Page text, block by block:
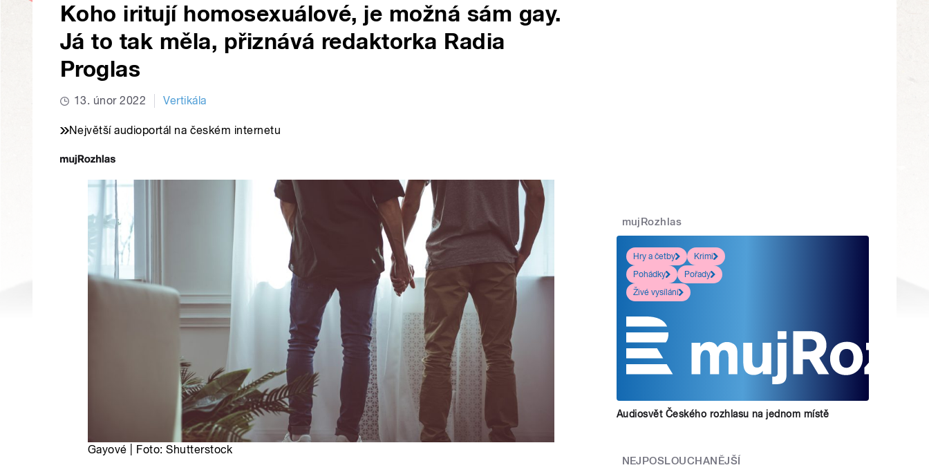
Koho iritují homosexuálové, je možná sám gay.
Já to tak měla, přiznává redaktorka Radia
Proglas
13. únor 2022 Vertikála
Největší audioportál na českém internetu
Gayové | Foto: Shutterstock
mujRozhlas
Hry a četby
Krimi
Pohádky
Pořady
Živé vysílání
Audiosvět Českého rozhlasu na jednom místě
NEJPOSLOUCHANĚJŠÍ